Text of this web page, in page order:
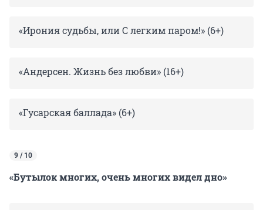
«Ирония судьбы, или С легким паром!» (6+)
«Андерсен. Жизнь без любви» (16+)
«Гусарская баллада» (6+)
9 / 10
«Бутылок многих, очень многих видел дно»